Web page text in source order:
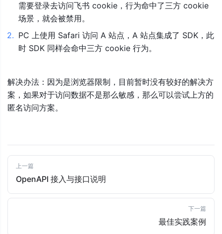
需要登录去访问飞书 cookie，行为命中了三方 cookie
场景，就会被禁用。
2. PC 上使用 Safari 访问 A 站点，A 站点集成了 SDK，此
时 SDK 同样会命中三方 cookie 行为。
解决办法：因为是浏览器限制，目前暂时没有较好的解决方
案，如果对于访问数据不是那么敏感，那么可以尝试上方的
匿名访问方案。
上一篇
OpenAPI 接入与接口说明
下一篇
最佳实践案例